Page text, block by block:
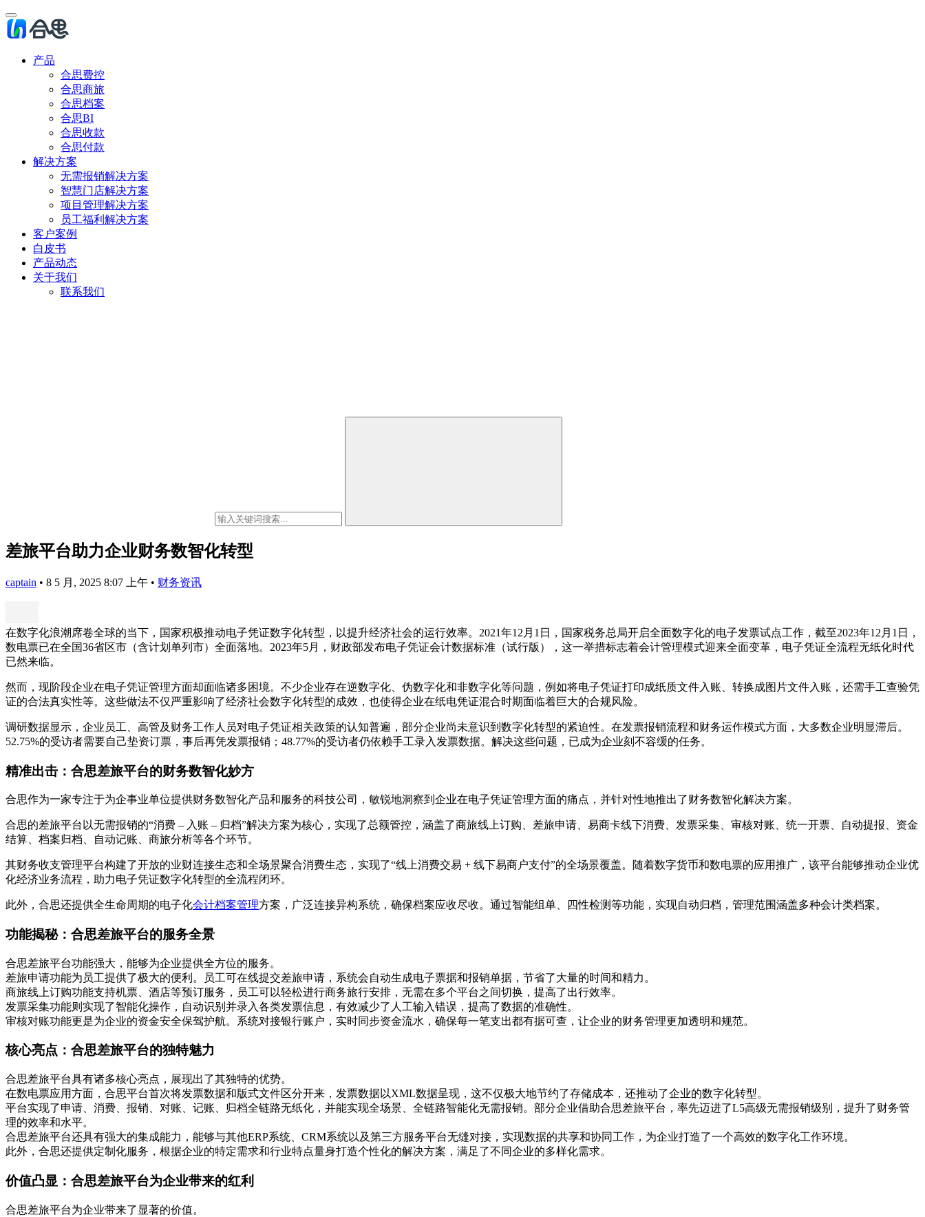
产品
合思费控
合思商旅
合思档案
合思BI
合思收款
合思付款
解决方案
无需报销解决方案
智慧门店解决方案
项目管理解决方案
员工福利解决方案
客户案例
白皮书
产品动态
关于我们
联系我们
差旅平台助力企业财务数智化转型
captain • 8 5 月, 2025 8:07 上午 • 财务资讯
在数字化浪潮席卷全球的当下，国家积极推动电子凭证数字化转型，以提升经济社会的运行效率。2021年12月1日，国家税务总局开启全面数字化的电子发票试点工作，截至2023年12月1日，
数电票已在全国36省区市（含计划单列市）全面落地。2023年5月，财政部发布电子凭证会计数据标准（试行版），这一举措标志着会计管理模式迎来全面变革，电子凭证全流程无纸化时代
已然来临。
然而，现阶段企业在电子凭证管理方面却面临诸多困境。不少企业存在逆数字化、伪数字化和非数字化等问题，例如将电子凭证打印成纸质文件入账、转换成图片文件入账，还需手工查验凭
证的合法真实性等。这些做法不仅严重影响了经济社会数字化转型的成效，也使得企业在纸电凭证混合时期面临着巨大的合规风险。
调研数据显示，企业员工、高管及财务工作人员对电子凭证相关政策的认知普遍，部分企业尚未意识到数字化转型的紧迫性。在发票报销流程和财务运作模式方面，大多数企业明显滞后。
52.75%的受访者需要自己垫资订票，事后再凭发票报销；48.77%的受访者仍依赖手工录入发票数据。解决这些问题，已成为企业刻不容缓的任务。
精准出击：合思差旅平台的财务数智化妙方
合思作为一家专注于为企事业单位提供财务数智化产品和服务的科技公司，敏锐地洞察到企业在电子凭证管理方面的痛点，并针对性地推出了财务数智化解决方案。
合思的差旅平台以无需报销的“消费 – 入账 – 归档”解决方案为核心，实现了总额管控，涵盖了商旅线上订购、差旅申请、易商卡线下消费、发票采集、审核对账、统一开票、自动提报、资金
结算、档案归档、自动记账、商旅分析等各个环节。
其财务收支管理平台构建了开放的业财连接生态和全场景聚合消费生态，实现了“线上消费交易 + 线下易商户支付”的全场景覆盖。随着数字货币和数电票的应用推广，该平台能够推动企业优
化经济业务流程，助力电子凭证数字化转型的全流程闭环。
此外，合思还提供全生命周期的电子化会计档案管理方案，广泛连接异构系统，确保档案应收尽收。通过智能组单、四性检测等功能，实现自动归档，管理范围涵盖多种会计类档案。
功能揭秘：合思差旅平台的服务全景
合思差旅平台功能强大，能够为企业提供全方位的服务。
差旅申请功能为员工提供了极大的便利。员工可在线提交差旅申请，系统会自动生成电子票据和报销单据，节省了大量的时间和精力。
商旅线上订购功能支持机票、酒店等预订服务，员工可以轻松进行商务旅行安排，无需在多个平台之间切换，提高了出行效率。
发票采集功能则实现了智能化操作，自动识别并录入各类发票信息，有效减少了人工输入错误，提高了数据的准确性。
审核对账功能更是为企业的资金安全保驾护航。系统对接银行账户，实时同步资金流水，确保每一笔支出都有据可查，让企业的财务管理更加透明和规范。
核心亮点：合思差旅平台的独特魅力
合思差旅平台具有诸多核心亮点，展现出了其独特的优势。
在数电票应用方面，合思平台首次将发票数据和版式文件区分开来，发票数据以XML数据呈现，这不仅极大地节约了存储成本，还推动了企业的数字化转型。
平台实现了申请、消费、报销、对账、记账、归档全链路无纸化，并能实现全场景、全链路智能化无需报销。部分企业借助合思差旅平台，率先迈进了L5高级无需报销级别，提升了财务管
理的效率和水平。
合思差旅平台还具有强大的集成能力，能够与其他ERP系统、CRM系统以及第三方服务平台无缝对接，实现数据的共享和协同工作，为企业打造了一个高效的数字化工作环境。
此外，合思还提供定制化服务，根据企业的特定需求和行业特点量身打造个性化的解决方案，满足了不同企业的多样化需求。
价值凸显：合思差旅平台为企业带来的红利
合思差旅平台为企业带来了显著的价值。